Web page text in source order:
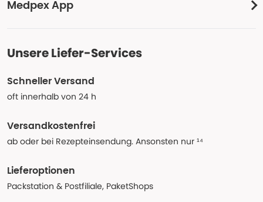
Medpex App
Unsere Liefer-Services
Schneller Versand
oft innerhalb von 24 h
Versandkostenfrei
ab oder bei Rezepteinsendung. Ansonsten nur ¹⁴
Lieferoptionen
Packstation & Postfiliale, PaketShops